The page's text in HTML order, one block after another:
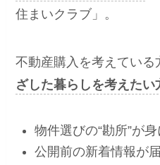
住まいクラブ」。
不動産購入を考えている
ざした暮らしを考えたい
物件選びの“勘所”が身
公開前の新着情報が